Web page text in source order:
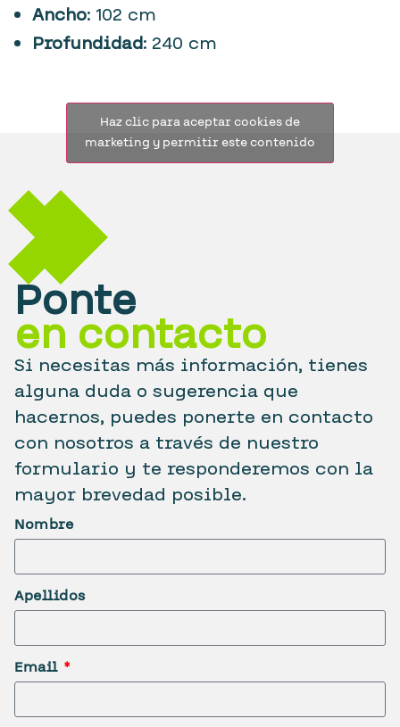
Ancho: 102 cm
Profundidad: 240 cm
Haz clic para aceptar cookies de
marketing y permitir este contenido
Ponte
en contacto
Si necesitas más información, tienes
alguna duda o sugerencia que
hacernos, puedes ponerte en contacto
con nosotros a través de nuestro
formulario y te responderemos con la
mayor brevedad posible.
Nombre
Apellidos
Email